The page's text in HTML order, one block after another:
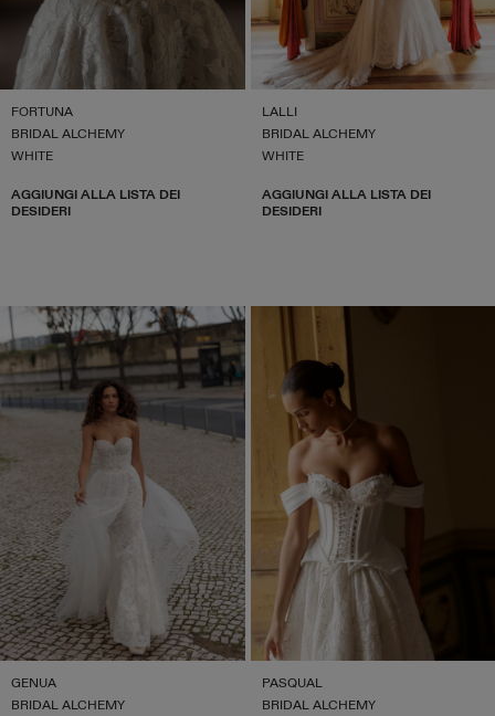
FORTUNA
BRIDAL ALCHEMY
WHITE
AGGIUNGI ALLA LISTA DEI
DESIDERI
LALLI
BRIDAL ALCHEMY
WHITE
AGGIUNGI ALLA LISTA DEI
DESIDERI
GENUA
BRIDAL ALCHEMY
PASQUAL
BRIDAL ALCHEMY